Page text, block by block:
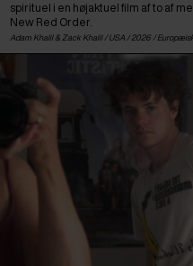
spirituel i en højaktuel film af to af
New Red Order.
Adam Khalil & Zack Khalil / USA / 2026 /